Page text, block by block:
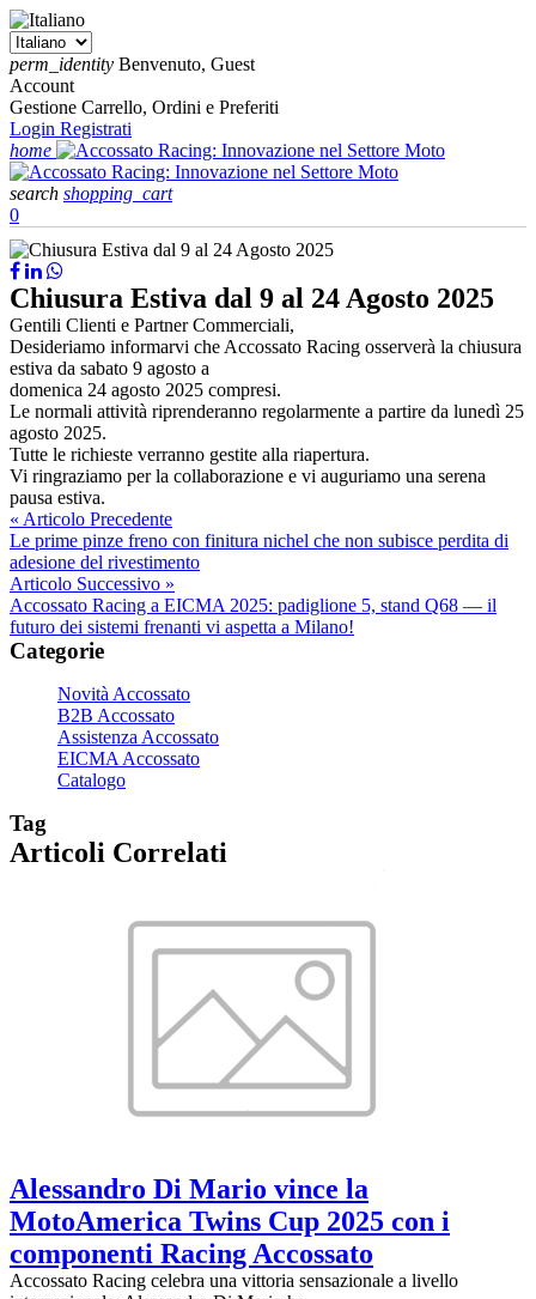
perm_identity Benvenuto, Guest
Account
Gestione Carrello, Ordini e Preferiti
Login Registrati
home
search shopping_cart
0
Chiusura Estiva dal 9 al 24 Agosto 2025
Gentili Clienti e Partner Commerciali,
Desideriamo informarvi che Accossato Racing osserverà la chiusura
estiva da sabato 9 agosto a
domenica 24 agosto 2025 compresi.
Le normali attività riprenderanno regolarmente a partire da lunedì 25
agosto 2025.
Tutte le richieste verranno gestite alla riapertura.
Vi ringraziamo per la collaborazione e vi auguriamo una serena
pausa estiva.
« Articolo Precedente
Le prime pinze freno con finitura nichel che non subisce perdita di
adesione del rivestimento
Articolo Successivo »
Accossato Racing a EICMA 2025: padiglione 5, stand Q68 — il
futuro dei sistemi frenanti vi aspetta a Milano!
Categorie
Novità Accossato
B2B Accossato
Assistenza Accossato
EICMA Accossato
Catalogo
Tag
Articoli Correlati
Alessandro Di Mario vince la
MotoAmerica Twins Cup 2025 con i
componenti Racing Accossato
Accossato Racing celebra una vittoria sensazionale a livello